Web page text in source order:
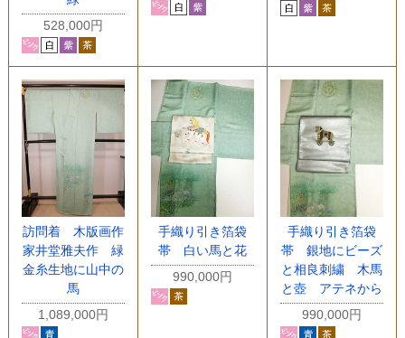
528,000円
訪問着 木版画作
家井堂雅夫作 緑
金糸生地に山中の
馬
1,089,000円
手織り引き箔袋
帯 白い馬と花
990,000円
手織り引き箔袋
帯 銀地にビーズ
と相良刺繍 木馬
と壺 アテネから
990,000円